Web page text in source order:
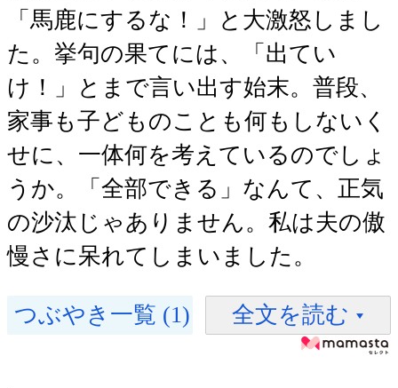
「馬鹿にするな！」と大激怒しまし
た。挙句の果てには、「出てい
け！」とまで言い出す始末。普段、
家事も子どものことも何もしないく
せに、一体何を考えているのでしょ
うか。「全部できる」なんて、正気
の沙汰じゃありません。私は夫の傲
慢さに呆れてしまいました。
つぶやき一覧 (1) 全文を読む